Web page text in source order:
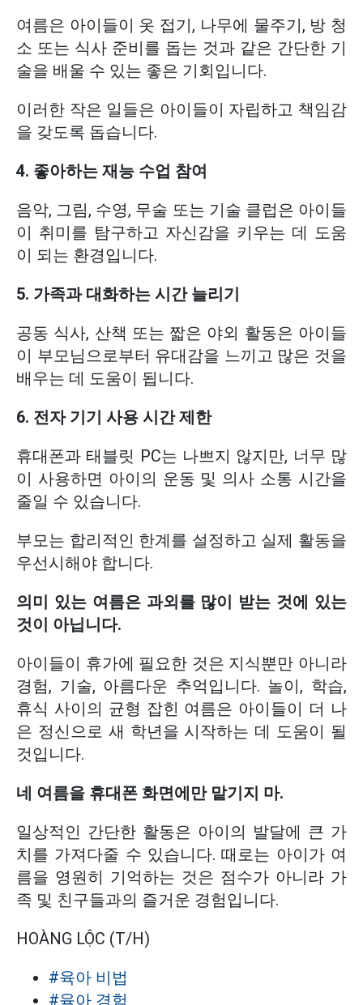
여름은 아이들이 옷 접기, 나무에 물주기, 방 청
소 또는 식사 준비를 돕는 것과 같은 간단한 기
술을 배울 수 있는 좋은 기회입니다.
이러한 작은 일들은 아이들이 자립하고 책임감
을 갖도록 돕습니다.
4. 좋아하는 재능 수업 참여
음악, 그림, 수영, 무술 또는 기술 클럽은 아이들
이 취미를 탐구하고 자신감을 키우는 데 도움
이 되는 환경입니다.
5. 가족과 대화하는 시간 늘리기
공동 식사, 산책 또는 짧은 야외 활동은 아이들
이 부모님으로부터 유대감을 느끼고 많은 것을
배우는 데 도움이 됩니다.
6. 전자 기기 사용 시간 제한
휴대폰과 태블릿 PC는 나쁘지 않지만, 너무 많
이 사용하면 아이의 운동 및 의사 소통 시간을
줄일 수 있습니다.
부모는 합리적인 한계를 설정하고 실제 활동을
우선시해야 합니다.
의미 있는 여름은 과외를 많이 받는 것에 있는
것이 아닙니다.
아이들이 휴가에 필요한 것은 지식뿐만 아니라
경험, 기술, 아름다운 추억입니다. 놀이, 학습,
휴식 사이의 균형 잡힌 여름은 아이들이 더 나
은 정신으로 새 학년을 시작하는 데 도움이 될
것입니다.
네 여름을 휴대폰 화면에만 맡기지 마.
일상적인 간단한 활동은 아이의 발달에 큰 가
치를 가져다줄 수 있습니다. 때로는 아이가 여
름을 영원히 기억하는 것은 점수가 아니라 가
족 및 친구들과의 즐거운 경험입니다.
HOÀNG LỘC (T/H)
#육아 비법
#육아 경험